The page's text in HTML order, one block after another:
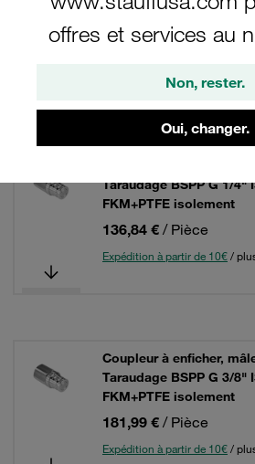
offres et services au
Non, rester.
Oui, changer.
5 Résultats
Taraudage BSPP G 1/4"
FKM+PTFE isolement
136,84 € / Pièce
Expédition à partir de 10€/
Coupleur à enficher,
Taraudage BSPP G 3/8"
FKM+PTFE isolement
181,99 € / Pièce
Expédition à partir de 10€/